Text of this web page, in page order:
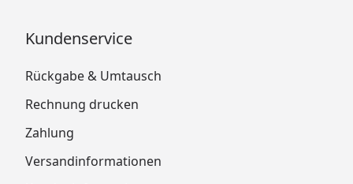
Kundenservice
Rückgabe & Umtausch
Rechnung drucken
Zahlung
Versandinformationen